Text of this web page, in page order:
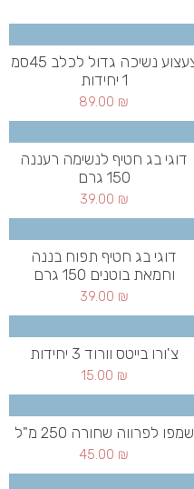
צעצוע נשיכה גדול לכלב 45סמ
1 יחידות
89.00 ₪
דוגי בג חטיף לנשימה רעננה
150 גרם
39.00 ₪
דוגי בג חטיף תפוח בננה
וחמאת בוטנים 150 גרם
39.00 ₪
צ'ורו בייטס וורוד 3 יחידות
15.00 ₪
שמפו לפרווה שחורה 250 מ"ל
45.00 ₪